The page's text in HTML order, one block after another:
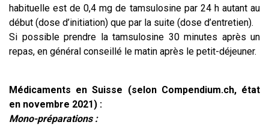
habituelle est de 0,4 mg de tamsulosine par 24 h autant au
début (dose d’initiation) que par la suite (dose d’entretien).
Si possible prendre la tamsulosine 30 minutes après un
repas, en général conseillé le matin après le petit-déjeuner.
Médicaments en Suisse (selon Compendium.ch, état
en novembre 2021) :
Mono-préparations :